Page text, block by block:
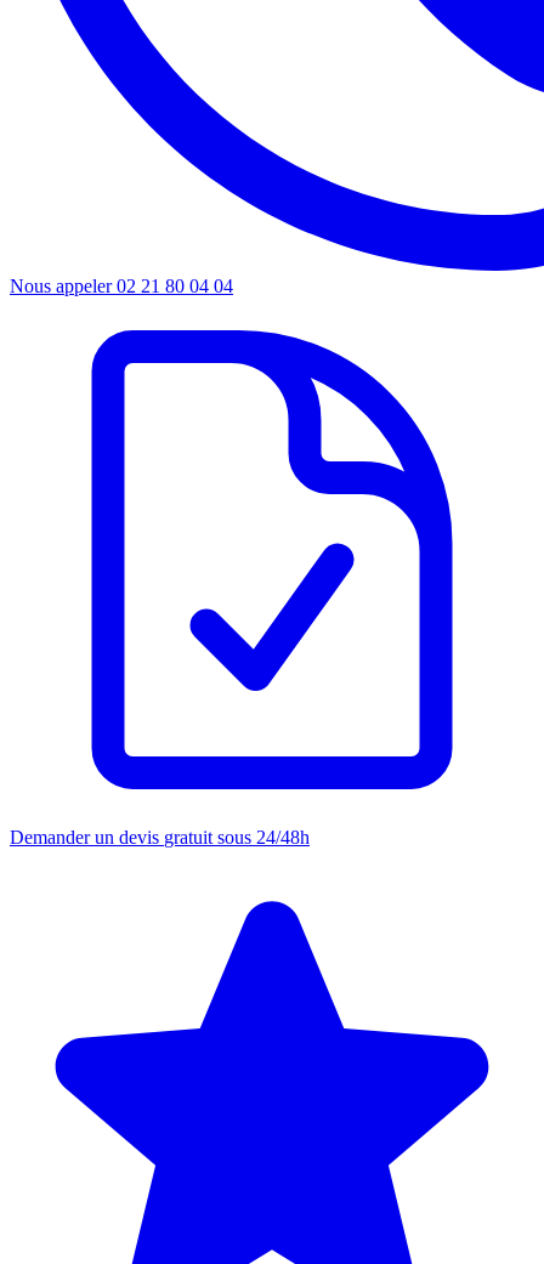
Nous appeler 02 21 80 04 04
Demander un devis gratuit sous 24/48h